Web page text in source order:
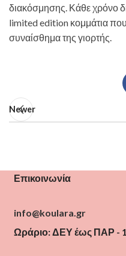
διακόσμησης. Κάθε χρόνο
limited edition κομμάτια
συναίσθημα της γιορτής.
Newer
Επικοινωνία
info@koulara.gr
Ωράριο: ΔΕΥ έως ΠΑΡ -